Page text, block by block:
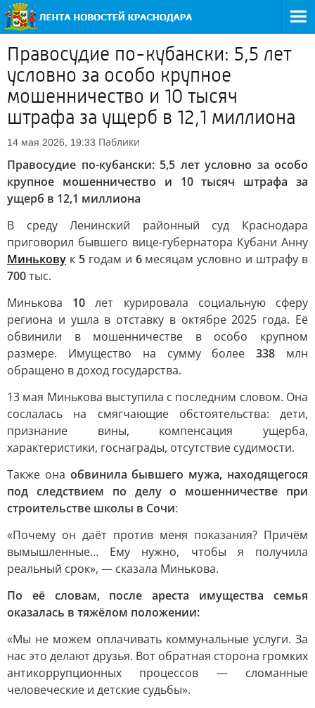
Правосудие по-кубански: 5,5 лет
условно за особо крупное
мошенничество и 10 тысяч
штрафа за ущерб в 12,1 миллиона
14 мая 2026, 19:33 Паблики
Правосудие по-кубански: 5,5 лет условно за особо
крупное мошенничество и 10 тысяч штрафа за
ущерб в 12,1 миллиона
В среду Ленинский районный суд Краснодара
приговорил бывшего вице-губернатора Кубани Анну
Минькову к 5годам и 6месяцам условно и штрафу в
700тыс.
Минькова 10 лет курировала социальную сферу
региона и ушла в отставку в октябре 2025 года. Её
обвинили в мошенничестве в особо крупном
размере. Имущество на сумму более338 млн
обращено в доход государства.
13 мая Минькова выступила с последним словом. Она
сослалась на смягчающие обстоятельства: дети,
признание вины, компенсация ущерба,
характеристики, госнаграды, отсутствие судимости.
Также она обвинила бывшего мужа, находящегося
под следствием по делу о мошенничестве при
строительстве школы в Сочи:
«Почему он даёт против меня показания? Причём
вымышленные… Ему нужно, чтобы я получила
реальный срок», — сказала Минькова.
По её словам, после ареста имущества семья
оказалась в тяжёлом положении:
«Мы не можем оплачивать коммунальные услуги. За
нас это делают друзья. Вот обратная сторона громких
антикоррупционных процессов — сломанные
человеческие и детские судьбы».